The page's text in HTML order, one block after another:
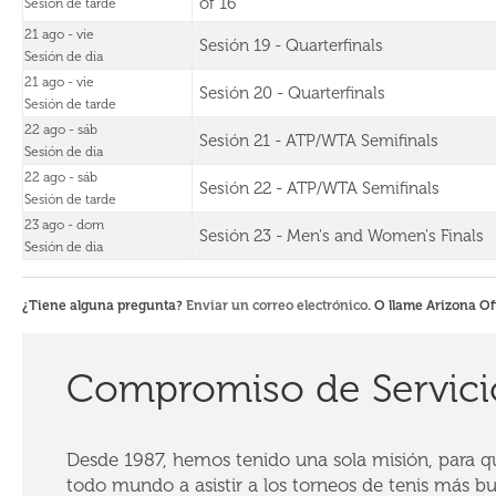
Sesión de tarde
21 ago - vie
Sesión de dia
Sesión 19 - Quarterfinals
21 ago - vie
Sesión de tarde
Sesión 20 - Quarterfinals
22 ago - sáb
Sesión de dia
Sesión 21 - ATP/WTA Semifinals
22 ago - sáb
Sesión de tarde
Sesión 22 - ATP/WTA Semifinals
23 ago - dom
Sesión de dia
Sesión 23 - Men's and Women's Finals
¿Tiene alguna pregunta? Enviar un correo electrónico. O llame Arizona
Compromiso de
Desde 1987, hemos tenido una sola misión, para
todo mundo a asistir a los torneos de tenis más